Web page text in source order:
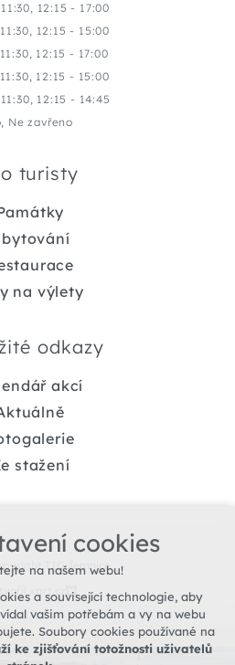
12:15 - 17:00
12:15 - 15:00
12:15 - 17:00
12:15 - 15:00
12:15 - 14:45
Ne zavřeno
turisty
na výlety
odkazy
akcí
stažení
TIC Jemnice
xart.cz
cookies
na našem webu!
a související technologie, aby
vašim potřebám a vy na webu
Soubory cookies používané na
ke zjišťování totožnosti uživatelů